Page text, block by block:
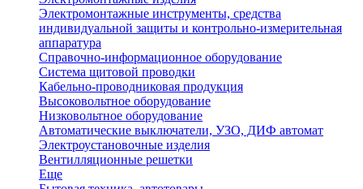
Электромонтажные инструменты, средства
индивидуальной защиты и контрольно-измерительная
аппаратура
Справочно-информационное оборудование
Система щитовой проводки
Кабельно-проводниковая продукция
Высоковольтное оборудование
Низковольтное оборудование
Автоматические выключатели, УЗО, ДИФ автомат
Электроустановочные изделия
Вентилляционные решетки
Еще